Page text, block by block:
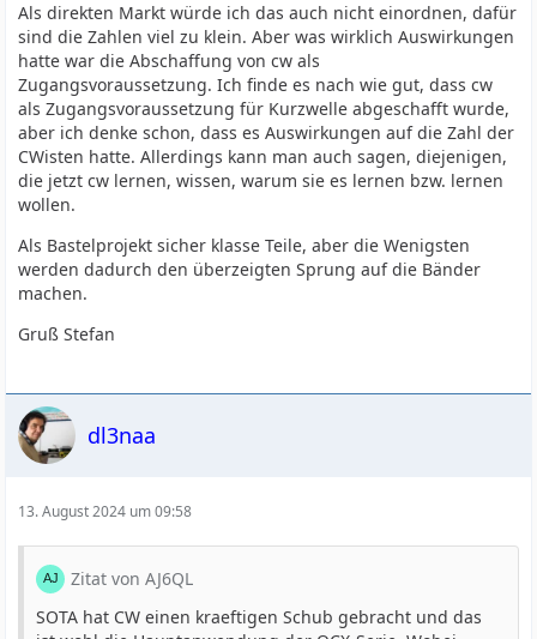
Als direkten Markt würde ich das auch nicht einordnen, dafür
sind die Zahlen viel zu klein. Aber was wirklich Auswirkungen
hatte war die Abschaffung von cw als
Zugangsvoraussetzung. Ich finde es nach wie gut, dass cw
als Zugangsvoraussetzung für Kurzwelle abgeschafft wurde,
aber ich denke schon, dass es Auswirkungen auf die Zahl der
CWisten hatte. Allerdings kann man auch sagen, diejenigen,
die jetzt cw lernen, wissen, warum sie es lernen bzw. lernen
wollen.
Als Bastelprojekt sicher klasse Teile, aber die Wenigsten
werden dadurch den überzeigten Sprung auf die Bänder
machen.
Gruß Stefan
dl3naa
13. August 2024 um 09:58
Zitat von AJ6QL
SOTA hat CW einen kraeftigen Schub gebracht und das